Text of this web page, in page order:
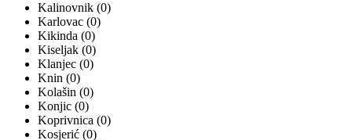
Kalinovnik (0)
Karlovac (0)
Kikinda (0)
Kiseljak (0)
Klanjec (0)
Knin (0)
Kolašin (0)
Konjic (0)
Koprivnica (0)
Kosjerić (0)